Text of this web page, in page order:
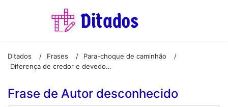
Ditados / Frases / Para-choque de caminhão
/
Diferença de credor e devedor: o primeiro tem a memória muito melhor.
Frase de Autor desconhecido